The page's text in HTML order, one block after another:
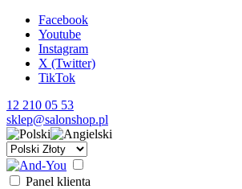
Facebook
Youtube
Instagram
X (Twitter)
TikTok
12 210 05 53
sklep@salonshop.pl
Panel klienta